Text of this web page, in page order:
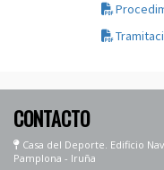
CONTACTO
Casa del Deporte. Edificio
Pamplona - Iruña